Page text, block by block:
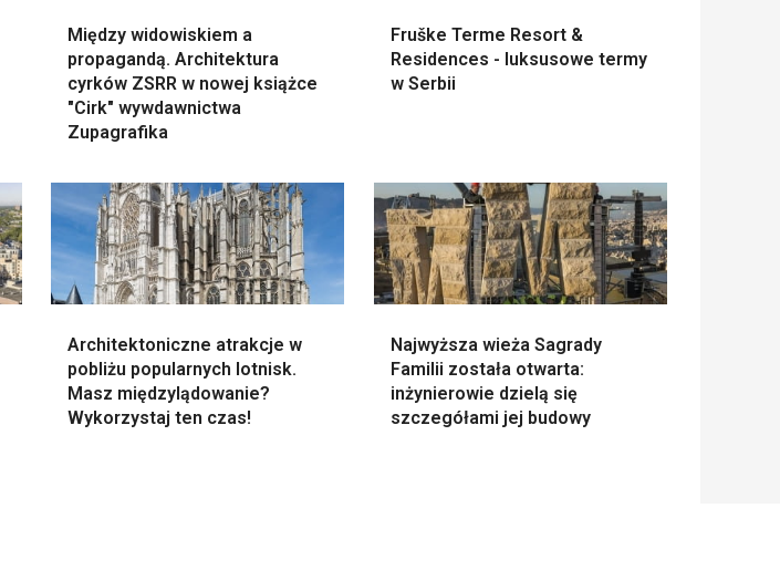
Między widowiskiem a
propagandą. Architektura
cyrków ZSRR w nowej książce
"Cirk" wywdawnictwa
Zupagrafika
Fruške Terme Resort &
Residences - luksusowe termy
w Serbii
Architektoniczne atrakcje w
pobliżu popularnych lotnisk.
Masz międzylądowanie?
Wykorzystaj ten czas!
Najwyższa wieża Sagrady
Familii została otwarta:
inżynierowie dzielą się
szczegółami jej budowy